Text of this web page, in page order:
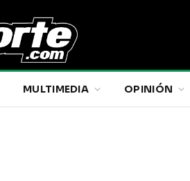
MULTIMEDIA OPINIÓN